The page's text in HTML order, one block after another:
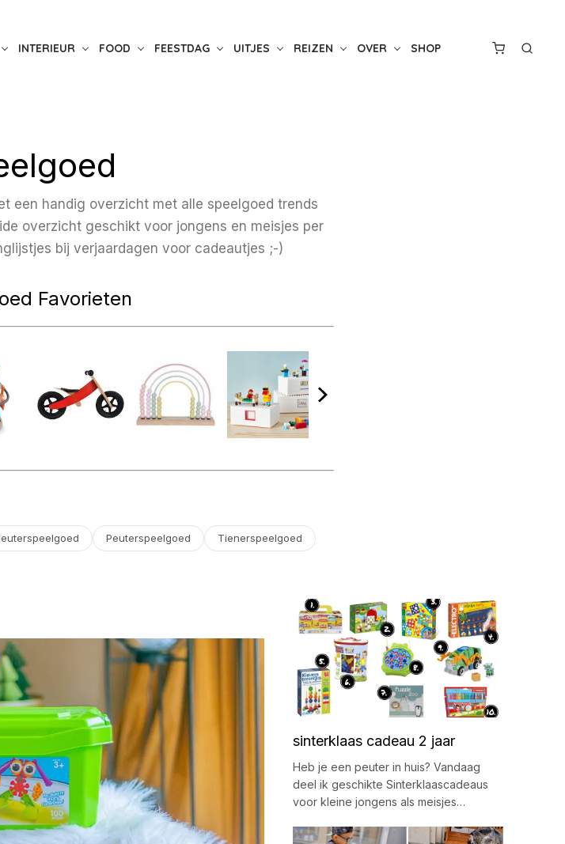
INTERIEUR FOOD FEESTDAG UITJES REIZEN OVER SHOP
een handig overzicht met alle speelgoed trends
overzicht geschikt voor jongens en meisjes per
bij verjaardagen voor cadeautjes ;-)
Favorieten
Peuterspeelgoed Tienerspeelgoed
sinterklaas cadeau 2 jaar
Heb je een peuter in huis? Vandaag
deel ik geschikte Sinterklaascadeaus
voor kleine jongens als meisjes…